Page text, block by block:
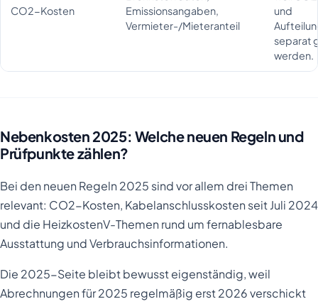
CO2-Kosten
Emissionsangaben,
Vermieter-/Mieteranteil
und
separat
werden.
Nebenkosten 2025: Welche neuen Regeln und
Prüfpunkte zählen?
Bei den neuen Regeln 2025 sind vor allem drei Themen
relevant: CO2-Kosten, Kabelanschlusskosten seit Juli 2024
und die HeizkostenV-Themen rund um fernablesbare
Ausstattung und Verbrauchsinformationen.
Die 2025-Seite bleibt bewusst eigenständig, weil
Abrechnungen für 2025 regelmäßig erst 2026 verschickt